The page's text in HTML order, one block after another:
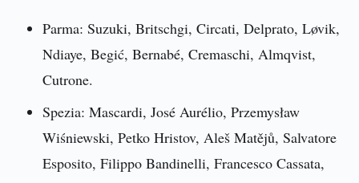
Parma: Suzuki, Britschgi, Circati, Delprato, Løvik,
Ndiaye, Begić, Bernabé, Cremaschi, Almqvist,
Cutrone.
Spezia: Mascardi, José Aurélio, Przemysław
Wiśniewski, Petko Hristov, Aleš Matějů, Salvatore
Esposito, Filippo Bandinelli, Francesco Cassata,